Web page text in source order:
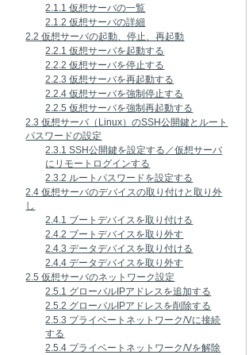
2.1.1 仮想サーバの一覧
2.1.2 仮想サーバの詳細
2.2 仮想サーバの起動、停止、再起動
2.2.1 仮想サーバを起動する
2.2.2 仮想サーバを停止する
2.2.3 仮想サーバを再起動する
2.2.4 仮想サーバを強制停止する
2.2.5 仮想サーバを強制再起動する
2.3 仮想サーバ（Linux）のSSH公開鍵とルート
パスワードの設定
2.3.1 SSH公開鍵を設定する／仮想サーバ
にリモートログインする
2.3.2 ルートパスワードを設定する
2.4 仮想サーバのデバイスの取り付けと取り外
し
2.4.1 ブートデバイスを取り付ける
2.4.2 ブートデバイスを取り外す
2.4.3 データデバイスを取り付ける
2.4.4 データデバイスを取り外す
2.5 仮想サーバのネットワーク設定
2.5.1 グローバルIPアドレスを追加する
2.5.2 グローバルIPアドレスを削除する
2.5.3 プライベートネットワーク/Vに接続
する
2.5.4 プライベートネットワーク/Vを解除